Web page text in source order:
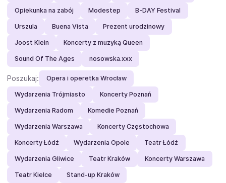
Opiekunka na zabój Modestep B-DAY Festival
Urszula Buena Vista Prezent urodzinowy
Joost Klein Koncerty z muzyką Queen
Sound Of The Ages nosowska.xxx
Poszukaj: Opera i operetka Wrocław
Wydarzenia Trójmiasto Koncerty Poznań
Wydarzenia Radom Komedie Poznań
Wydarzenia Warszawa Koncerty Częstochowa
Koncerty Łódź Wydarzenia Opole Teatr Łódź
Wydarzenia Gliwice Teatr Kraków Koncerty Warszawa
Teatr Kielce Stand-up Kraków